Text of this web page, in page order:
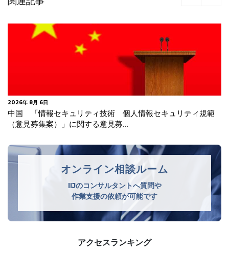
2026年 8月 5日
シンガポール 生成AIにおける個人データの利用に関するガ
イドラインを公表
オンライン相談ルーム
IIJのコンサルタントへ質問や
作業支援の依頼が可能です
アクセスランキング